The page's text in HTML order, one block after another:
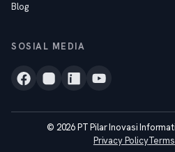
Blog
SOSIAL MEDIA
© 2026 PT Pilar Inovasi
Privacy Policy